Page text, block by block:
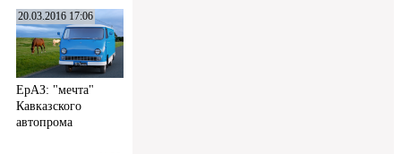
20.03.2016 17:06
ЕрАЗ: "мечта"
Кавказского
автопрома